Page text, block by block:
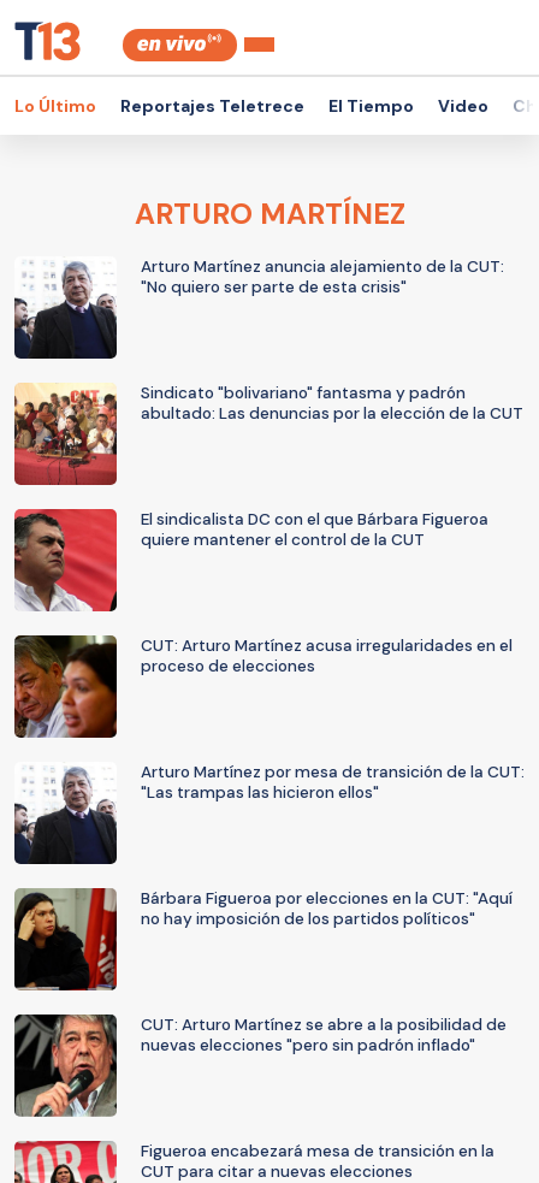
Lo Último Reportajes Teletrece El Tiempo Video
ARTURO MARTÍNEZ
Arturo Martínez anuncia alejamiento de la CUT:
"No quiero ser parte de esta crisis"
Sindicato "bolivariano" fantasma y padrón
abultado: Las denuncias por la elección de la CUT
El sindicalista DC con el que Bárbara Figueroa
quiere mantener el control de la CUT
CUT: Arturo Martínez acusa irregularidades en el
proceso de elecciones
Arturo Martínez por mesa de transición de la CUT:
"Las trampas las hicieron ellos"
Bárbara Figueroa por elecciones en la CUT: "Aquí
no hay imposición de los partidos políticos"
CUT: Arturo Martínez se abre a la posibilidad de
nuevas elecciones "pero sin padrón inflado"
Figueroa encabezará mesa de transición en la
CUT para citar a nuevas elecciones